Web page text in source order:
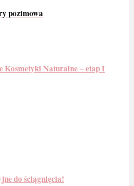
pozimowa
Kosmetyki Naturalne – etap I
do ściągnięcia!